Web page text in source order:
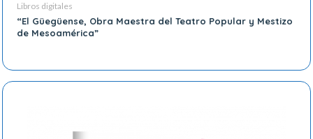
Libros digitales
“El Güegüense, Obra Maestra del Teatro Popular y Mestizo
de Mesoamérica”